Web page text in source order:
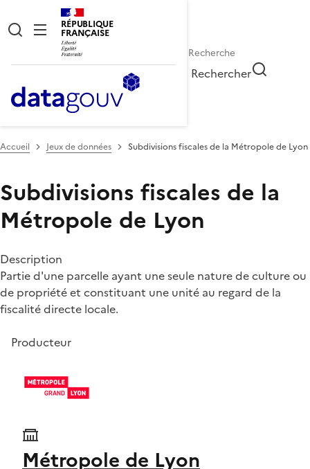
RÉPUBLIQUE
FRANÇAISE
Rechercher
Accueil Jeux de données Subdivisions fiscales de la Métropole de Lyon
Subdivisions fiscales de la
Métropole de Lyon
Description
Partie d'une parcelle ayant une seule nature de culture ou
de propriété et constituant une unité au regard de la
fiscalité directe locale.
Producteur
Métropole de Lyon